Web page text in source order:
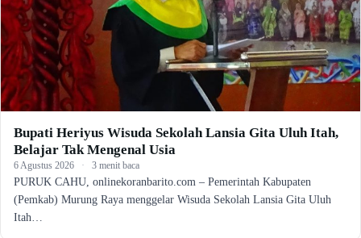
Bupati Heriyus Wisuda Sekolah Lansia Gita Uluh Itah,
Belajar Tak Mengenal Usia
6 Agustus 2026 · 3 menit baca
PURUK CAHU, onlinekoranbarito.com – Pemerintah Kabupaten
(Pemkab) Murung Raya menggelar Wisuda Sekolah Lansia Gita Uluh
Itah…